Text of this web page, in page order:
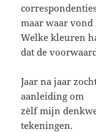
maar waar vond
Welke kleuren
dat de
Jaar na jaar
aanleiding om
zèlf mijn
tekeningen.